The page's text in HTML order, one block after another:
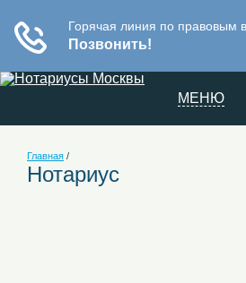
МЕНЮ
Главная /
Нотариус